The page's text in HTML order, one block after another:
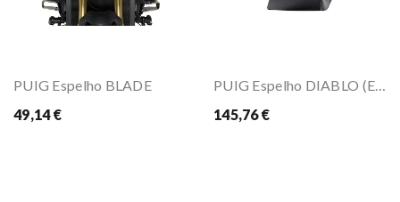
PUIG Espelho BLADE
49,14 €
PUIG Espelho DIABLO (Esquerda)
145,76 €